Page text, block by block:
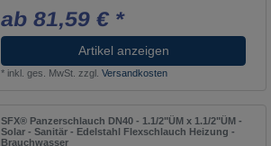
ab 81,59 € *
Artikel anzeigen
* inkl. ges. MwSt. zzgl.Versandkosten
SFX® Panzerschlauch DN40 - 1.1/2"ÜM x 1.1/2"ÜM -
Solar - Sanitär - Edelstahl Flexschlauch Heizung -
Brauchwasser